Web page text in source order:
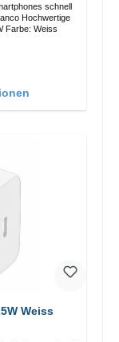
schnell
Farbe: Weiss
25W Weiss